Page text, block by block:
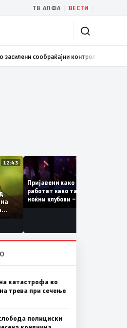
ТВ АЛФА ВЕСТИ
пријава за „злоупотреба на
12:43
од
на
Пријавени како туристки, а
работат како танчерки во
ноќни клубови – полицијата
откри сомнителна шема за
катастрофа во
трева при сечење
полициски